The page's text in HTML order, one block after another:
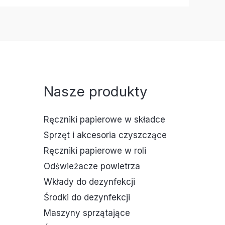
Nasze produkty
Ręczniki papierowe w składce
Sprzęt i akcesoria czyszczące
Ręczniki papierowe w roli
Odświeżacze powietrza
Wkłady do dezynfekcji
Środki do dezynfekcji
Maszyny sprzątające